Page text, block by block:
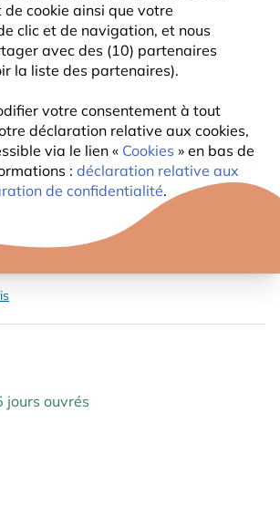
cookie ainsi que votre
clic et de navigation, et nous
avec des (10) partenaires
la liste des partenaires).
votre consentement à tout
déclaration relative aux cookies,
via le lien « Cookies » en bas de
: déclaration relative aux
de confidentialité.
HÉRISSON
jours ouvrés